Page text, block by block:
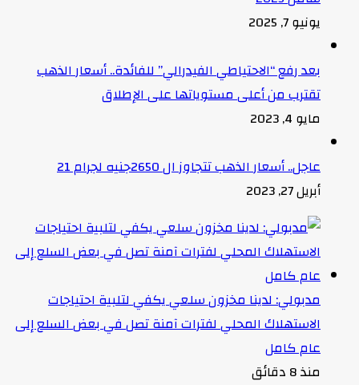
يونيو 7, 2025
بعد رفع “الاحتياطي الفيدرالي” للفائدة.. أسعار الذهب
تقترب من أعلى مستوياتها على الإطلاق
مايو 4, 2023
عاجل.. أسعار الذهب تتجاوز ال 2650جنيه لجرام 21
أبريل 27, 2023
مدبولي: لدينا مخزون سلعي يكفي لتلبية احتياجات
الاستهلاك المحلي لفترات آمنة تصل في بعض السلع إلى
عام كامل
منذ 8 دقائق